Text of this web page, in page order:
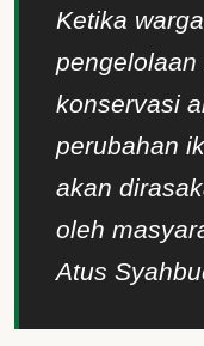
Ketika
pengelolaan
konservasi
perubahan
akan
oleh
Atus